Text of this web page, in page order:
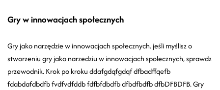
Gry w innowacjach społecznych
Gry jako narzędzie w innowacjach społecznych. jeśli myślisz o
stworzeniu gry jako narzedziu w innowacjach spolecznych, sprawdz
przewodnik. Krok po kroku ddafgdqfgdqf dfbadffqefb
fdabdafdbdfb fvdfvdfddb fdfbfdbdfb dfbdfbdfb dfbDFBDFB. Gry